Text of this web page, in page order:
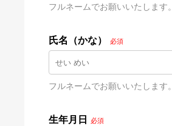
フルネームでお願いいたします。
氏名（かな） 必須
フルネームでお願いいたします。
生年月日 必須